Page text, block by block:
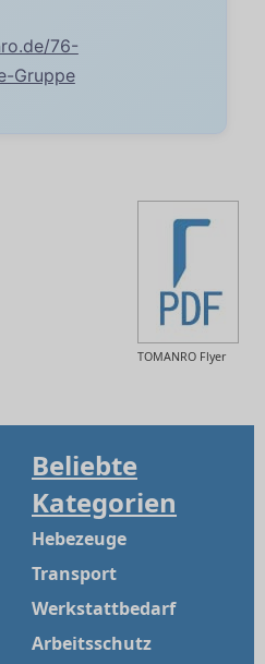
76-
Gruppe
TOMANRO Flyer
Beliebte
Kategorien
Hebezeuge
Transport
Werkstattbedarf
Arbeitsschutz